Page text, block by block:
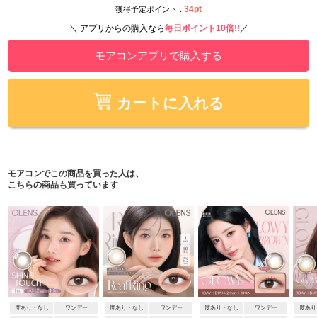
獲得予定ポイント : 34pt
＼ アプリからの購入なら毎日ポイント10倍!! ／
モアコンアプリで購入する
カートに入れる
モアコンでこの商品を買った人は、
こちらの商品も買っています
度あり・なし ワンデー 度あり・なし ワンデー 度あり・なし ワンデー 度あ